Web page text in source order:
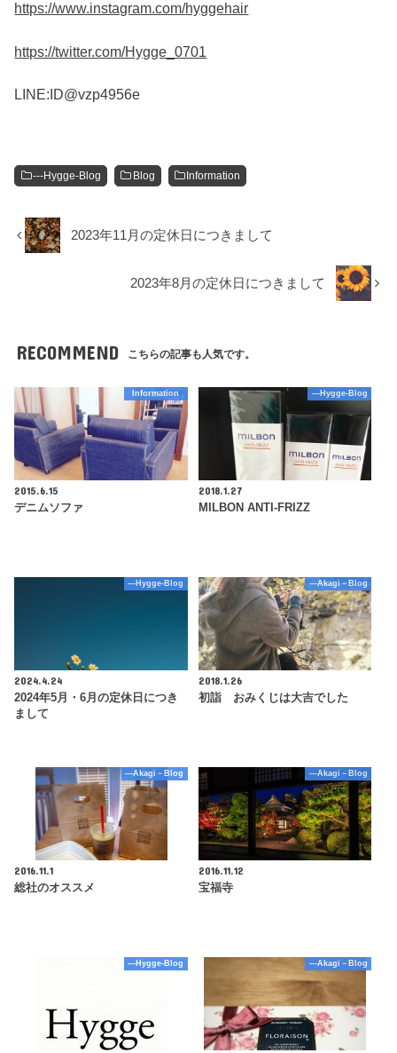
https://www.instagram.com/hyggehair
https://twitter.com/Hygge_0701
LINE:ID@vzp4956e
---Hygge-Blog Blog Information
2023年11月の定休日につきまして
2023年8月の定休日につきまして
RECOMMEND こちらの記事も人気です。
Information
2015.6.15
デニムソファ
---Hygge-Blog
2018.1.27
MILBON ANTI-FRIZZ
---Hygge-Blog
2024.4.24
2024年5月・6月の定休日につき
まして
---Akagi－Blog
2018.1.26
初詣 おみくじは大吉でした
---Akagi－Blog
2016.11.1
総社のオススメ
---Akagi－Blog
2016.11.12
宝福寺
---Hygge-Blog ---Akagi－Blog